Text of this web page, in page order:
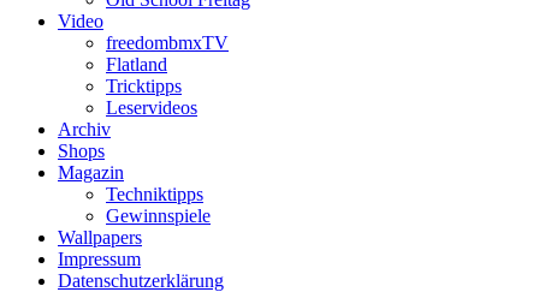
Video
freedombmxTV
Flatland
Tricktipps
Leservideos
Archiv
Shops
Magazin
Techniktipps
Gewinnspiele
Wallpapers
Impressum
Datenschutzerklärung